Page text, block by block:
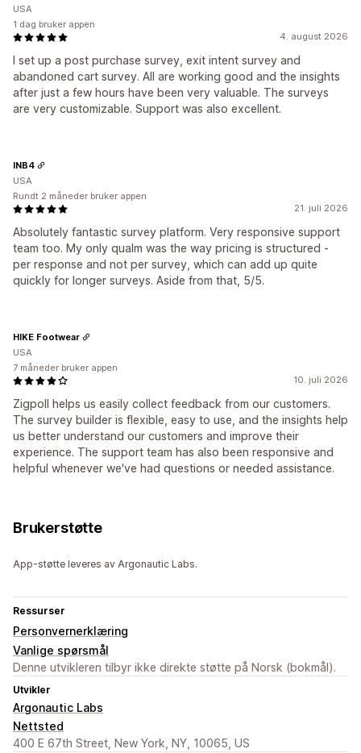
4. august 2026
I set up a post purchase survey, exit intent survey and
abandoned cart survey. All are working good and the insights
after just a few hours have been very valuable. The surveys
are very customizable. Support was also excellent.
USA
1 dag bruker appen
21. juli 2026
Absolutely fantastic survey platform. Very responsive support
team too. My only qualm was the way pricing is structured -
per response and not per survey, which can add up quite
quickly for longer surveys. Aside from that, 5/5.
INB4
USA
Rundt 2 måneder bruker appen
10. juli 2026
Zigpoll helps us easily collect feedback from our customers.
The survey builder is flexible, easy to use, and the insights help
us better understand our customers and improve their
experience. The support team has also been responsive and
helpful whenever we've had questions or needed assistance.
HIKE Footwear
USA
7 måneder bruker appen
Brukerstøtte
App-støtte leveres av Argonautic Labs.
Ressurser
Personvernerklæring
Vanlige spørsmål
Denne utvikleren tilbyr ikke direkte støtte på Norsk (bokmål).
Utvikler
Argonautic Labs
Nettsted
400 E 67th Street, New York, NY, 10065, US